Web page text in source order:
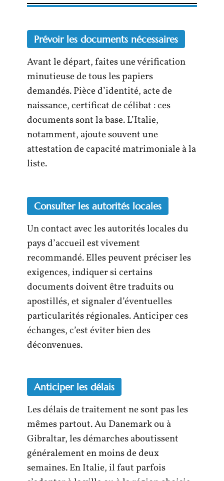
Prévoir les documents nécessaires
Avant le départ, faites une vérification
minutieuse de tous les papiers
demandés. Pièce d’identité, acte de
naissance, certificat de célibat : ces
documents sont la base. L’Italie,
notamment, ajoute souvent une
attestation de capacité matrimoniale à la
liste.
Consulter les autorités locales
Un contact avec les autorités locales du
pays d’accueil est vivement
recommandé. Elles peuvent préciser les
exigences, indiquer si certains
documents doivent être traduits ou
apostillés, et signaler d’éventuelles
particularités régionales. Anticiper ces
échanges, c’est éviter bien des
déconvenues.
Anticiper les délais
Les délais de traitement ne sont pas les
mêmes partout. Au Danemark ou à
Gibraltar, les démarches aboutissent
généralement en moins de deux
semaines. En Italie, il faut parfois